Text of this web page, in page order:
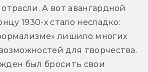
А вот авангардной
1930-х стало несладко:
лишило многих
для творчества.
был бросить свои